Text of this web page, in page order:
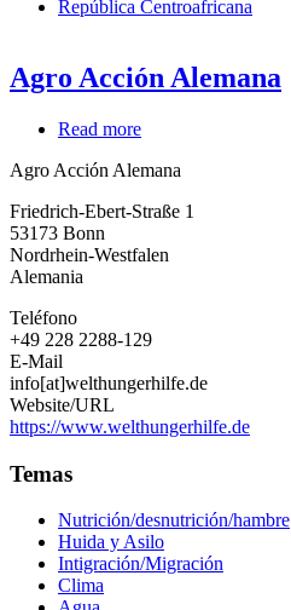
República Centroafricana
Agro Acción Alemana
Read more
Acción
Agro Acción Alemana
Friedrich-Ebert-Straße 1
53173 Bonn
Nordrhein-Westfalen
Alemania
Teléfono
+49 228 2288-129
E-Mail
info[at]welthungerhilfe.de
Website/URL
https://www.welthungerhilfe.de
Temas
Nutrición/desnutrición/hambre
Huida y Asilo
Intigración/Migración
Clima